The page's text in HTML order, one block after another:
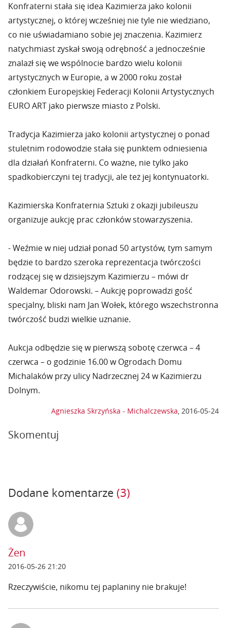
Konfraterni stała się idea Kazimierza jako kolonii
artystycznej, o której wcześniej nie tyle nie wiedziano,
co nie uświadamiano sobie jej znaczenia. Kazimierz
natychmiast zyskał swoją odrębność a jednocześnie
znalazł się we wspólnocie bardzo wielu kolonii
artystycznych w Europie, a w 2000 roku został
członkiem Europejskiej Federacji Kolonii Artystycznych
EURO ART jako pierwsze miasto z Polski.
Tradycja Kazimierza jako kolonii artystycznej o ponad
stuletnim rodowodzie stała się punktem odniesienia
dla działań Konfraterni. Co ważne, nie tylko jako
spadkobierczyni tej tradycji, ale też jej kontynuatorki.
Kazimierska Konfraternia Sztuki z okazji jubileuszu
organizuje aukcję prac członków stowarzyszenia.
- Weźmie w niej udział ponad 50 artystów, tym samym
będzie to bardzo szeroka reprezentacja twórczości
rodzącej się w dzisiejszym Kazimierzu – mówi dr
Waldemar Odorowski. – Aukcję poprowadzi gość
specjalny, bliski nam Jan Wołek, którego wszechstronna
twórczość budzi wielkie uznanie.
Aukcja odbędzie się w pierwszą sobotę czerwca – 4
czerwca – o godzinie 16.00 w Ogrodach Domu
Michalaków przy ulicy Nadrzecznej 24 w Kazimierzu
Dolnym.
Agnieszka Skrzyńska - Michalczewska, 2016-05-24
Skomentuj
Dodane komentarze (3)
Żen
2016-05-26 21:20
Rzeczywiście, nikomu tej paplaniny nie brakuje!